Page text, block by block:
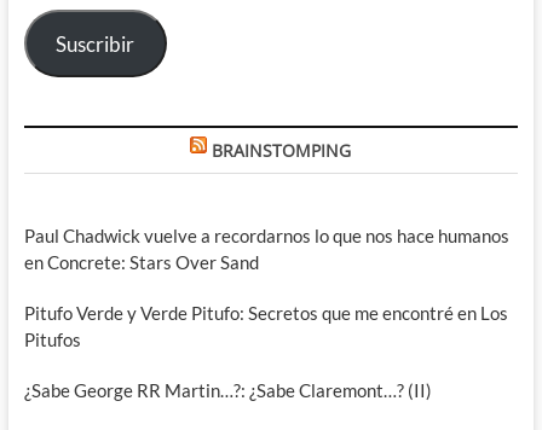
electrónico
Suscribir
BRAINSTOMPING
Paul Chadwick vuelve a recordarnos lo que nos hace humanos
en Concrete: Stars Over Sand
Pitufo Verde y Verde Pitufo: Secretos que me encontré en Los
Pitufos
¿Sabe George RR Martin…?: ¿Sabe Claremont…? (II)